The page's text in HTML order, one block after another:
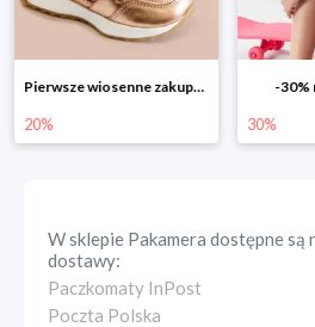
Pierwsze wiosenne zakupy -20%
20%
-30%
30%
W sklepie Pakamera dostępne są
dostawy:
Paczkomaty InPost
Poczta Polska